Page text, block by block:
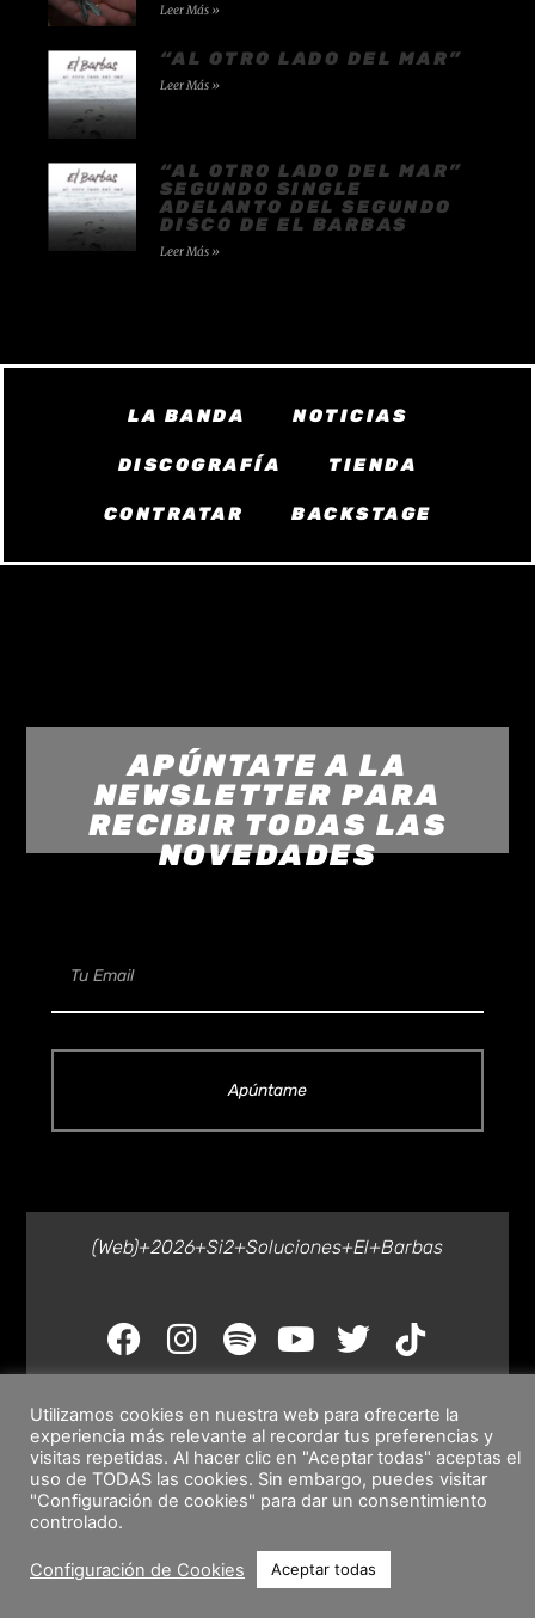
Leer Más »
“AL OTRO LADO DEL MAR”
Leer Más »
“AL OTRO LADO DEL MAR”
SEGUNDO SINGLE
ADELANTO DEL SEGUNDO
DISCO DE EL BARBAS
Leer Más »
LA BANDA NOTICIAS
DISCOGRAFÍA TIENDA
CONTRATAR BACKSTAGE
APÚNTATE A LA
NEWSLETTER PARA
RECIBIR TODAS LAS
NOVEDADES
Apúntame
(web)+2026+Si2+Soluciones+El+Barbas
Utilizamos cookies en nuestra web para ofrecerte la
experiencia más relevante al recordar tus preferencias y
visitas repetidas. Al hacer clic en "Aceptar todas" aceptas el
uso de TODAS las cookies. Sin embargo, puedes visitar
"Configuración de cookies" para dar un consentimiento
controlado.
Configuración de Cookies Aceptar todas